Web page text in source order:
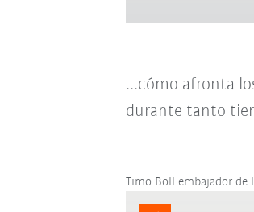
...cómo afronta
durante tanto
Timo Boll embajador de